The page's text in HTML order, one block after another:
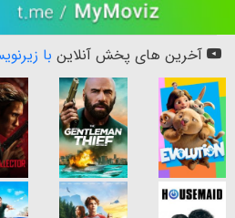
آخرین های پخش آنلاین با